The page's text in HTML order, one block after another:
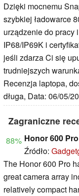
Dzięki mocnemu
szybkiej ładowarce
urządzenie do pracy
IP68/IP69K i
jeśli zdarza Ci się
trudniejszych
Recenzja laptopa,
długa, Data: 06/05/
Zagraniczne
88% Honor 600
Źródło:
The Honor 600 Pro
great camera array
relatively compact